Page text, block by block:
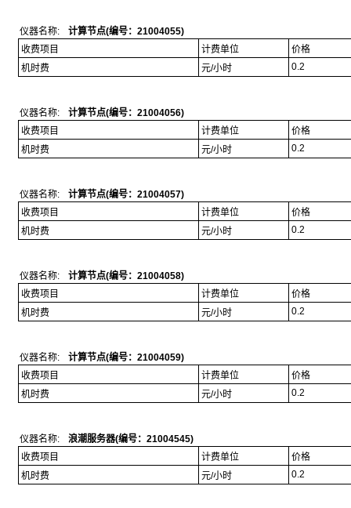
仪器名称:
计算节点(编号：21004055)
收费项目
计费单位
价格
机时费
元/小时 0.2
仪器名称:
计算节点(编号：21004056)
收费项目
计费单位
价格
机时费
元/小时 0.2
仪器名称:
计算节点(编号：21004057)
收费项目
计费单位
价格
机时费
元/小时 0.2
仪器名称:
计算节点(编号：21004058)
收费项目
计费单位
价格
机时费
元/小时 0.2
仪器名称:
计算节点(编号：21004059)
收费项目
计费单位
价格
机时费
元/小时 0.2
仪器名称:
浪潮服务器(编号：21004545)
收费项目
计费单位
价格
机时费
元/小时 0.2